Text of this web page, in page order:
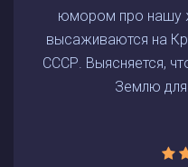
юмором про нашу
высаживаются на
СССР. Выясняется,
Землю для